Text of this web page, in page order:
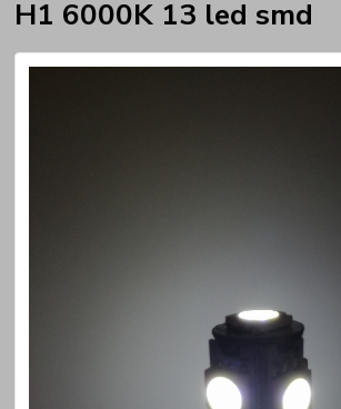
H1 6000K 13 led smd